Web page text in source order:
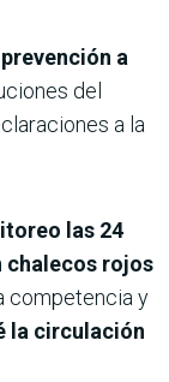
a
del
a la
las 24
chalecos rojos
competencia y
la circulación